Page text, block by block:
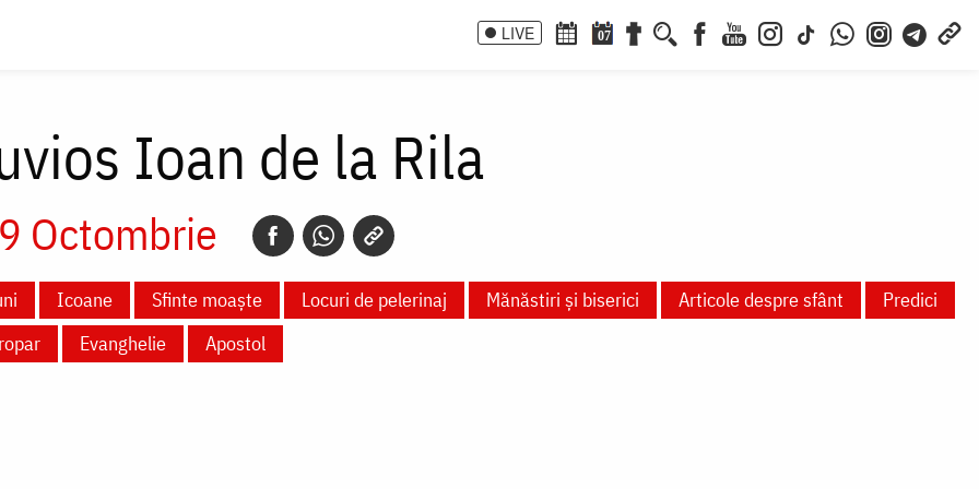
LIVE 07
Ioan de la Rila
Octombrie
Icoane Sfinte moaște Locuri de pelerinaj Mănăstiri și biserici Articole despre sfânt
Predici
Evanghelie Apostol